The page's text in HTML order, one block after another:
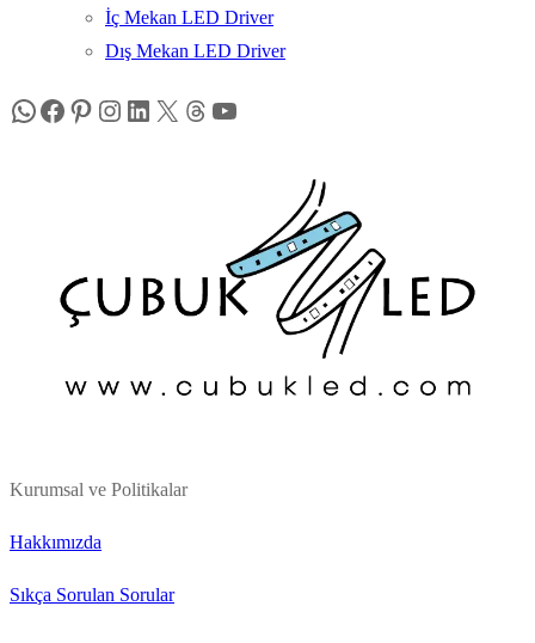
İç Mekan LED Driver
Dış Mekan LED Driver
WhatsApp
Facebook
Pinterest
Instagram
LinkedIn
X Thread (iş parçacığı) sayısıYouTube
Kurumsal ve Politikalar
Hakkımızda
Sıkça Sorulan Sorular